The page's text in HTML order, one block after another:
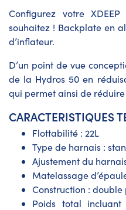
Configurez votre
souhaitez ! Backplate en
d’inflateur.
D’un point de vue
de la Hydros 50 en
qui permet ainsi de
CARACTERISTIQUES
Flottabilité : 22L
Type de harnais :
Ajustement du
Matelassage
Construction : double
Poids total